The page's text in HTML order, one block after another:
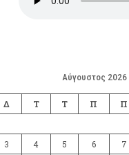
Αύγουστος 2026
Δ Τ Τ Π Π
3
4 5 6 7